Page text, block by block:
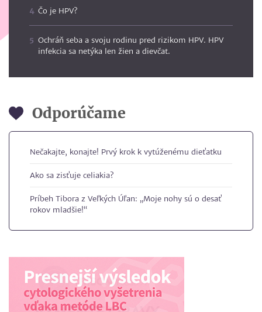
Čo je HPV?
Ochráň seba a svoju rodinu pred rizikom HPV. HPV
infekcia sa netýka len žien a dievčat.
Odporúčame
Nečakajte, konajte! Prvý krok k vytúženému dieťatku
Ako sa zisťuje celiakia?
Príbeh Tibora z Veľkých Úľan: „Moje nohy sú o desať
rokov mladšie!“